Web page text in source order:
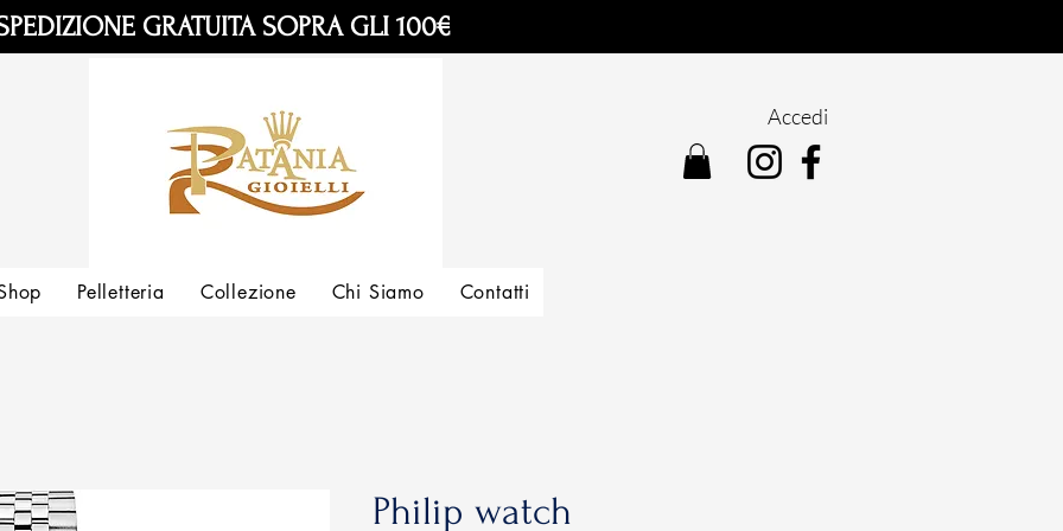
GRATUITA SOPRA GLI 100€
Accedi
Philip watch
Pelletteria Collezione Chi Siamo Contatti